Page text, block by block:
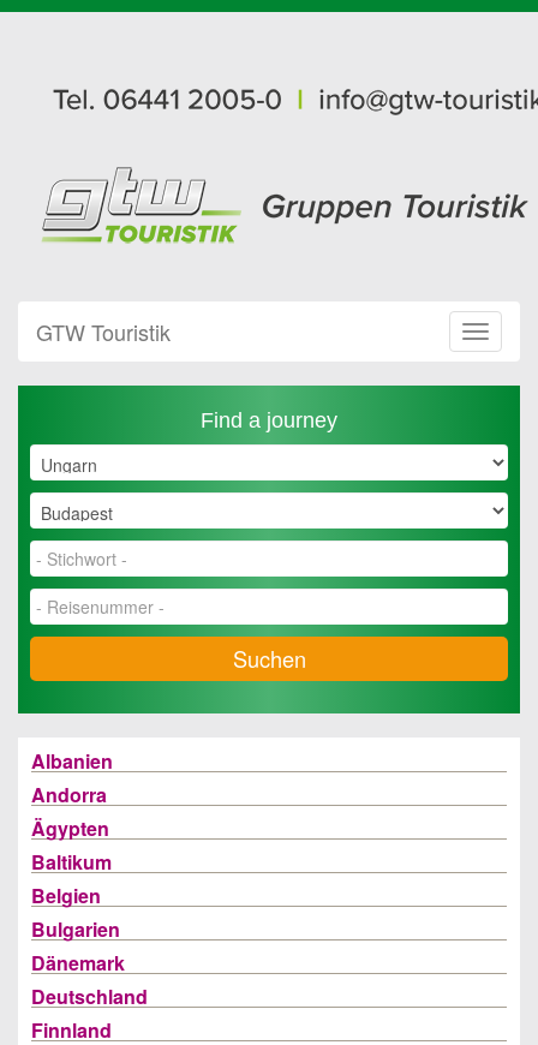
Toggle
GTW Touristik
Find a journey
Suchen
Albanien
Andorra
Ägypten
Baltikum
Belgien
Bulgarien
Dänemark
Deutschland
Finnland